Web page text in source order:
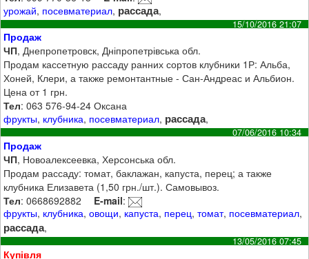
урожай, посевматериал, рассада,
15/10/2016 21:07
Продаж
ЧП, Днепропетровск, Дніпропетрівська обл.
Продам кассетную рассаду ранних сортов клубники 1Р: Альба,
Хоней, Клери, а также ремонтантные - Сан-Андреас и Альбион.
Цена от 1 грн.
Тел: 063 576-94-24 Оксана
фрукты, клубника, посевматериал, рассада,
07/06/2016 10:34
Продаж
ЧП, Новоалексеевка, Херсонська обл.
Продам рассаду: томат, баклажан, капуста, перец; а также
клубника Елизавета (1,50 грн./шт.). Самовывоз.
Тел: 0668692882 E-mail:
фрукты, клубника,овощи, капуста, перец,томат, посевматериал,
рассада,
13/05/2016 07:45
Купівля